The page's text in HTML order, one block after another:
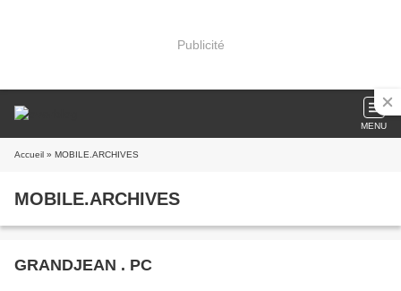
Publicité
MENU
Accueil » MOBILE.ARCHIVES
MOBILE.ARCHIVES
GRANDJEAN . PC